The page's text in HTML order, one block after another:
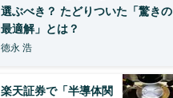
選ぶべき？ たどりついた「驚きの
最適解」とは？
徳永 浩
楽天証券で「半導体関